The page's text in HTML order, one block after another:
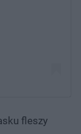
fleszy